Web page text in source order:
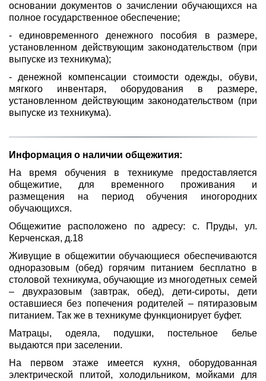
основании документов о зачислении обучающихся на
полное государственное обеспечение;
- единовременного денежного пособия в размере,
установленном действующим законодательством (при
выпуске из техникума);
- денежной компенсации стоимости одежды, обуви,
мягкого инвентаря, оборудования в размере,
установленном действующим законодательством (при
выпуске из техникума).
Информация о наличии общежития:
На время обучения в техникуме предоставляется
общежитие, для временного проживания и
размещения на период обучения иногородних
обучающихся.
Общежитие расположено по адресу: с. Пруды, ул.
Керченская, д.18
Живущие в общежитии обучающиеся обеспечиваются
одноразовым (обед) горячим питанием бесплатно в
столовой техникума, обучающие из многодетных семей
– двухразовым (завтрак, обед), дети-сироты, дети
оставшиеся без попечения родителей – пятиразовым
питанием. Так же в техникуме функционирует буфет.
Матрацы, одеяла, подушки, постельное белье
выдаются при заселении.
На первом этаже имеется кухня, оборудованная
электрической плитой, холодильником, мойками для